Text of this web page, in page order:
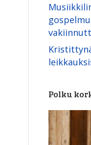
Polku